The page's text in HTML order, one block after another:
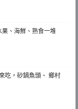
果、海鮮、熟食一堆
吃，砂鍋魚頭、 鄉村